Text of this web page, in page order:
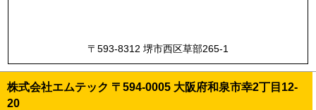
〒593-8312 堺市西区草部265-1
株式会社エムテック 〒594-0005 大阪府和泉市幸2丁目12-
20